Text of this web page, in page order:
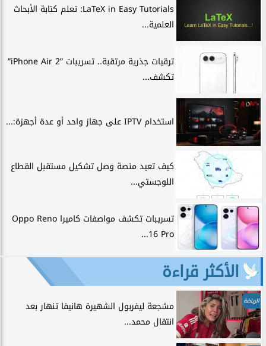
LaTeX in Easy Tutorials: تعلم كتابة الأبحاث
العلمية...
ترقيات جذرية مرتقبة.. تسريبات ”iPhone Air 2”
تكشف...
استخدام IPTV على جهاز واحد أو عدة أجهزة:...
كيف تعيد منصة وصل تشكيل مستقبل القطاع
اللوجستي...
تسريبات تكشف مواصفات كاميرا Oppo Reno
16 Pro...
الأكثر قراءة
الرياضة
مشجعة ليفربول الشهيرة هانيفا تنهار بعد
انتقال محمد...